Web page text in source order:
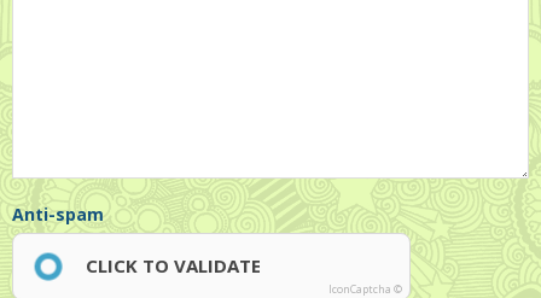
Anti-spam
CLICK TO VALIDATE
IconCaptcha ©